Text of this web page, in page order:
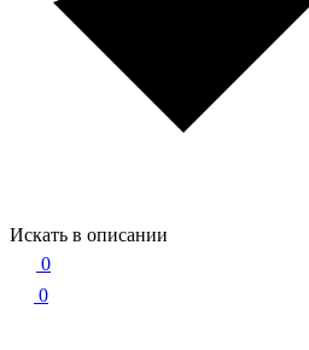
Искать в описании
0
0